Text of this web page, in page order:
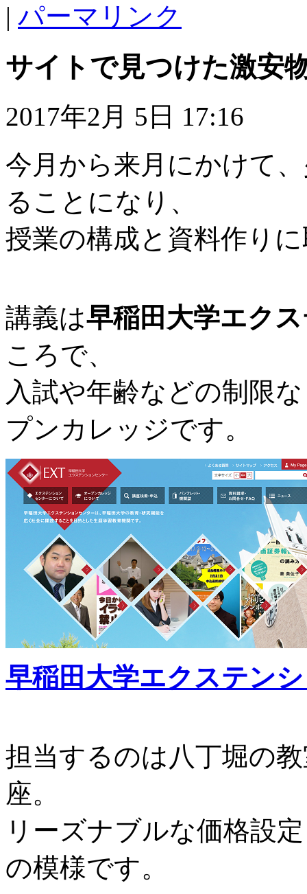
| パーマリンク
サイトで見つけた激安
2017年2月 5日 17:16
今月から来月にかけて
ることになり、
授業の構成と資料作り
講義は早稲田大学エク
ころで、
入試や年齢などの制限
プンカレッジです。
早稲田大学エクステン
担当するのは八丁堀の
座。
リーズナブルな価格設
の模様です。